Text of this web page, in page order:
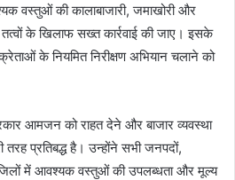
वस्तुओं की कालाबाजारी, जमाखोरी और
के खिलाफ सख्त कार्रवाई की जाए। इसके
के नियमित निरीक्षण अभियान चलाने को
आमजन को राहत देने और बाजार व्यवस्था
प्रतिबद्ध है। उन्होंने सभी जनपदों,
में आवश्यक वस्तुओं की उपलब्धता और मूल्य